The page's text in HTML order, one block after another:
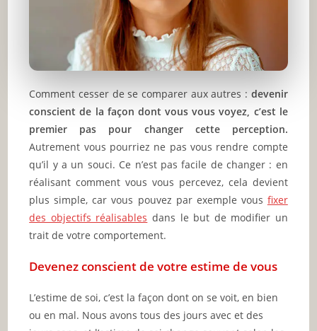
Comment cesser de se comparer aux autres : devenir
conscient de la façon dont vous vous voyez, c’est le
premier pas pour changer cette perception.
Autrement vous pourriez ne pas vous rendre compte
qu’il y a un souci. Ce n’est pas facile de changer : en
réalisant comment vous vous percevez, cela devient
plus simple, car vous pouvez par exemple vous fixer
des objectifs réalisables dans le but de modifier un
trait de votre comportement.
Devenez conscient de votre estime de vous
L’estime de soi, c’est la façon dont on se voit, en bien
ou en mal. Nous avons tous des jours avec et des